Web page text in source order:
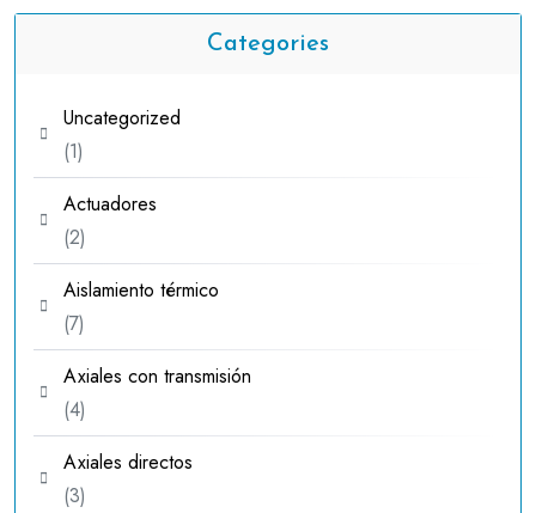
Categories
Uncategorized
11
producto
Actuadores
22
productos
Aislamiento térmico
77
productos
Axiales con transmisión
44
productos
Axiales directos
33